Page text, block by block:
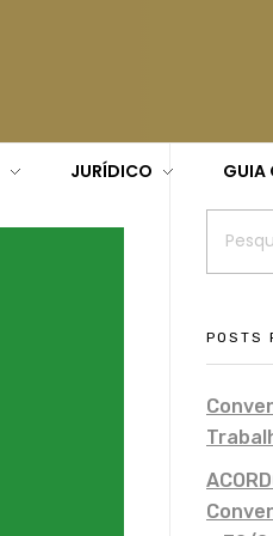
JURÍDICO GUIA
POSTS